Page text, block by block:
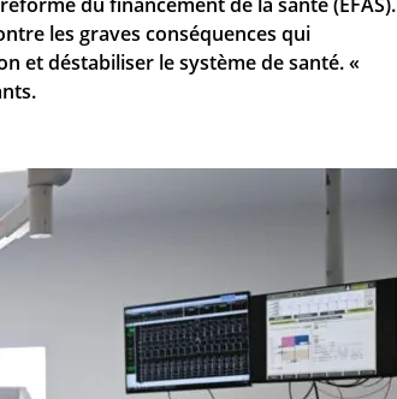
les graves conséquences qui
et déstabiliser le système de santé. «